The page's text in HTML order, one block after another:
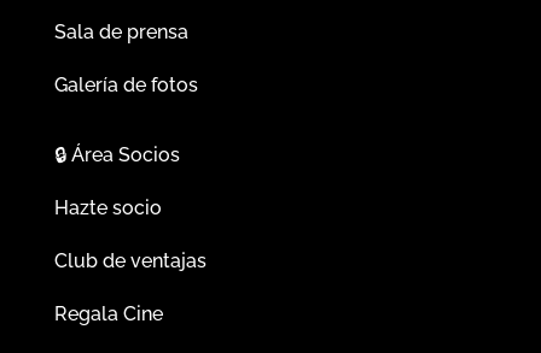
Sala de prensa
Galería de fotos
🔒Área Socios
Hazte socio
Club de ventajas
Regala Cine